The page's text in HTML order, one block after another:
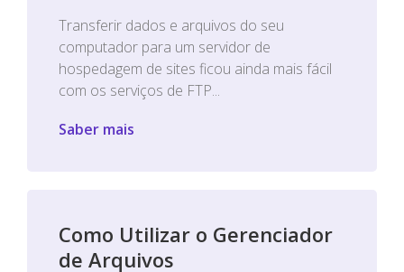
Transferir dados e arquivos do seu
computador para um servidor de
hospedagem de sites ficou ainda mais fácil
com os serviços de FTP...
Saber mais
Como Utilizar o Gerenciador
de Arquivos